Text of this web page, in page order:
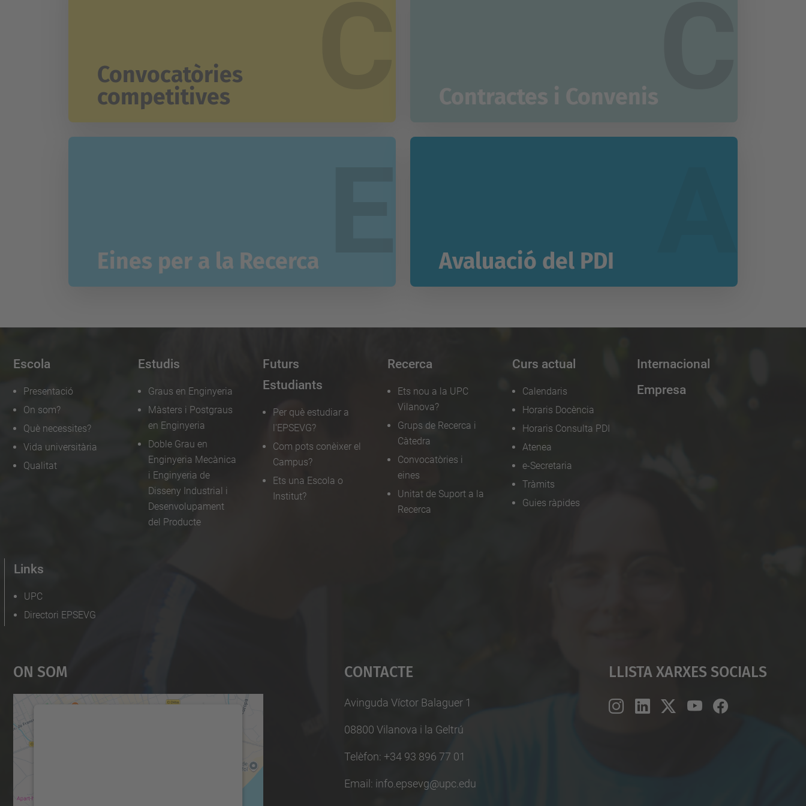
Convocatòries
competitives
Contractes i Convenis
Eines per a la Recerca Avaluació del PDI
Escola
Presentació
On som?
Què necessites?
Vida universitària
Qualitat
Estudis
Graus en Enginyeria
Màsters i Postgraus
en Enginyeria
Doble Grau en
Enginyeria Mecànica
i Enginyeria de
Disseny Industrial i
Desenvolupament
del Producte
Futurs
Estudiants
Per què estudiar a
l'EPSEVG?
Com pots conèixer el
Campus?
Ets una Escola o
Institut?
Recerca
Ets nou a la UPC
Vilanova?
Grups de Recerca i
Càtedra
Convocatòries i
eines
Unitat de Suport a la
Recerca
Curs actual
Calendaris
Horaris Docència
Horaris Consulta PDI
Atenea
e-Secretaria
Tràmits
Guies ràpides
Internacional
Empresa
Links
UPC
Directori EPSEVG
On Som Contacte
Avinguda Víctor Balaguer 1
08800 Vilanova i la Geltrú
Telèfon: +34 93 896 77 01
Email: info.epsevg@upc.edu
Llista Xarxes Socials